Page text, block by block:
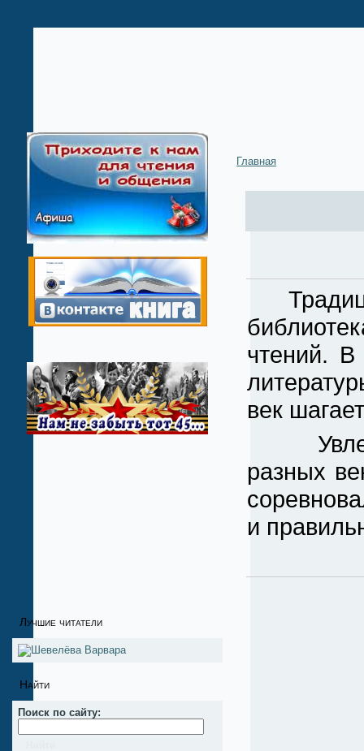
Лучшие читатели
Найти
Поиск по сайту:
Главная
чтений. В
век
разных
и